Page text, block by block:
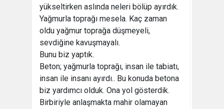
yükseltirken aslında neleri bölüp ayırdık.
Yağmurla toprağı mesela. Kaç zaman
oldu yağmur toprağa düşmeyeli,
sevdiğine kavuşmayalı.
Bunu biz yaptık.
Beton; yağmurla toprağı, insan ile tabiatı,
insan ile insanı ayırdı.. Bu konuda betona
biz yardımcı olduk. Ona yol gösterdik.
Birbiriyle anlaşmakta mahir olamayan